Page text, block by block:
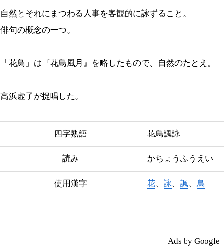
自然とそれにまつわる人事を客観的に詠ずること。
俳句の概念の一つ。
「花鳥」は『花鳥風月』を略したもので、自然のたとえ。
高浜虚子が提唱した。
四字熟語 花鳥諷詠
読み かちょうふうえい
使用漢字 花、 詠、 諷、 鳥
Ads by Google